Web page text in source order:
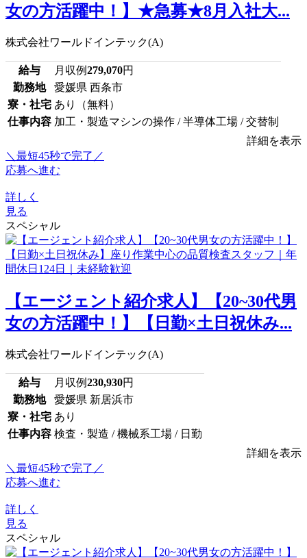
女の方活躍中！】★急募★8月入社大...
株式会社ワールドインテック(A)
給与 月収例279,070円
勤務地
愛媛県 西条市
寮・社宅 あり（無料）
仕事内容 加工・製造マシンの操作 / 半導体工場 / 交替制
詳細を表示
＼最短45秒で完了／
応募へ進む
詳しく
見る
スペシャル
【エージェント紹介求人】【20~30代男
女の方活躍中！】【日勤×土日祝休み...
株式会社ワールドインテック(A)
給与 月収例230,930円
勤務地
愛媛県 新居浜市
寮・社宅 あり
仕事内容 検査・製造 / 機械系工場 / 日勤
詳細を表示
＼最短45秒で完了／
応募へ進む
詳しく
見る
スペシャル